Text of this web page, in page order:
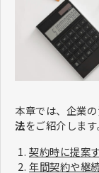
本章では、企業
法をご紹介します
契約時に提案
年間契約や継